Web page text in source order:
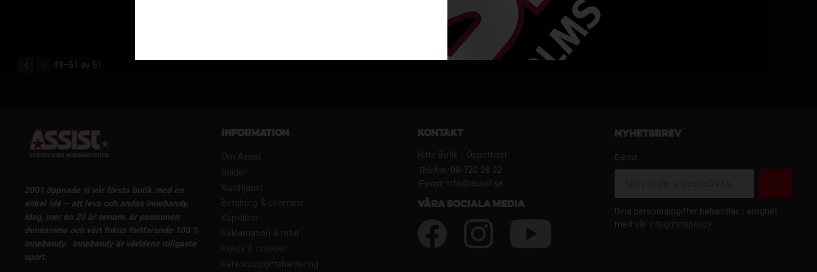
REW17-45030
49–51 av 51
2001 öppnade vi vår första butik med en
enkel idé – att leva och andas innebandy.
Idag, mer än 20 år senare, är passionen
densamma och vårt fokus fortfarande 100 %
innebandy.
Innebandy är världens roligaste
sport.
Information
Om Assist
Guider
Kundtjänst
Betalning & Leverans
Köpvillkor
Reklamation & retur
Policy & cookies
Personuppgiftshantering
Kontakt
Hitta Butik / Öppettider
Telefon:08-720 28 22
E-post:Info@assist.se
Våra sociala media
Nyhetsbrev
E-post
Dina personuppgifter behandlas i enlighet
med vår integritetspolicy